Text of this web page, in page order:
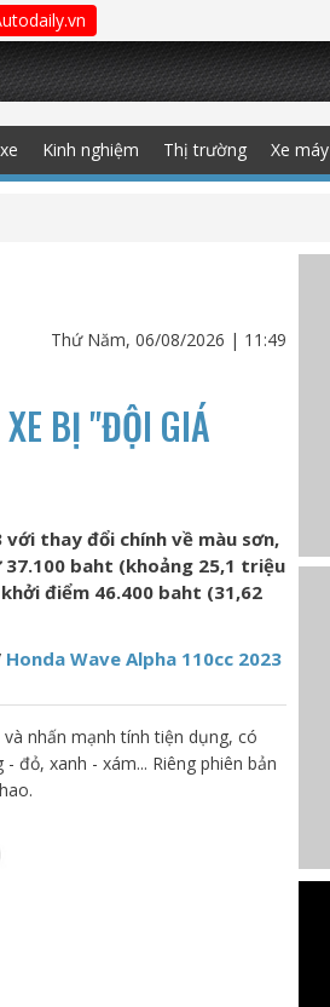
Kinh nghiệm Thị trường Xe máy
Thứ Năm, 06/08/2026 | 11:49
BỊ "ĐỘI GIÁ
thay đổi chính về màu sơn,
baht (khoảng 25,1 triệu
điểm 46.400 baht (31,62
Honda Wave Alpha 110cc 2023
nhấn mạnh tính tiện dụng, có
đỏ, xanh - xám... Riêng phiên bản